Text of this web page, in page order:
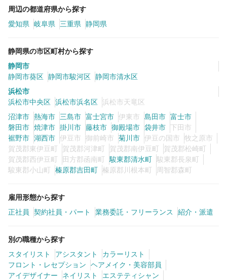
美容師スタイリスト
カラーリスト
ヘアメイク・美容部員
ネイリスト
講師・インストラクター
雇用形態
正社員 契約社員・パート
業務委託・フリーランス 紹介・派遣
詳細条件
この条件の求人数 0
周辺の都道府県から探す
愛知県
岐阜県 三重県 静岡県
静岡県の市区町村から探す
静岡市
静岡市葵区 静岡市駿河区 静岡市清水区
浜松市
浜松市中央区 浜松市浜名区
浜松市天竜区
沼津市 熱海市 三島市 富士宮市 伊東市 島田市 富士市
磐田市 焼津市 掛川市 藤枝市 御殿場市 袋井市
下田市
裾野市 湖西市 伊豆市 御前崎市 菊川市 伊豆の国市
牧之原市
賀茂郡東伊豆町
賀茂郡河津町 賀茂郡南伊豆町
賀茂郡松崎町
賀茂郡西伊豆町
田方郡函南町 駿東郡清水町 駿東郡長泉町
駿東郡小山町
榛原郡吉田町 榛原郡川根本町 周智郡森町
雇用形態から探す
正社員
契約社員・パート 業務委託・フリーランス 紹介・派遣
別の職種から探す
スタイリスト
アシスタント
カラーリスト
フロント・レセプション
ヘアメイク・美容部員
アイデザイナー
ネイリスト
エステティシャン